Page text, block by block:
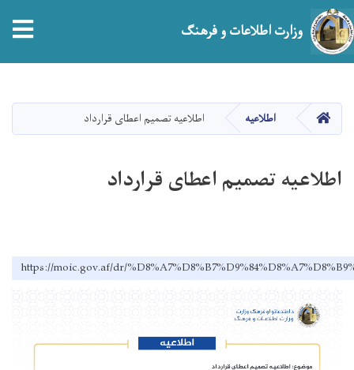
main
content
وزارت اطلاعات و فرهنگ
صفحه اصلیاطلاعیه اطلاعیه تصمیم اعطای قرارداد
اطلاعیه تصمیم اعطای قرارداد
https://moic.gov.af/dr/